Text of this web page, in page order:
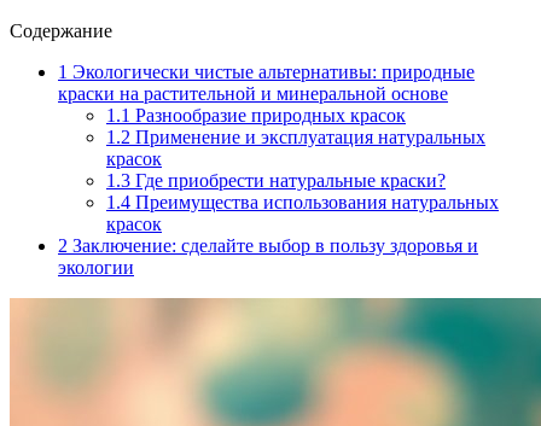
Содержание
1 Экологически чистые альтернативы: природные
краски на растительной и минеральной основе
1.1 Разнообразие природных красок
1.2 Применение и эксплуатация натуральных
красок
1.3 Где приобрести натуральные краски?
1.4 Преимущества использования натуральных
красок
2 Заключение: сделайте выбор в пользу здоровья и
экологии